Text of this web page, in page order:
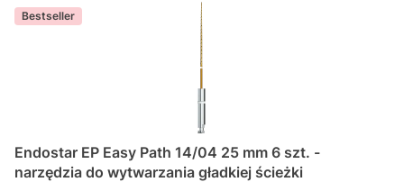
Bestseller
Endostar EP Easy Path 14/04 25 mm 6 szt. -
narzędzia do wytwarzania gładkiej ścieżki